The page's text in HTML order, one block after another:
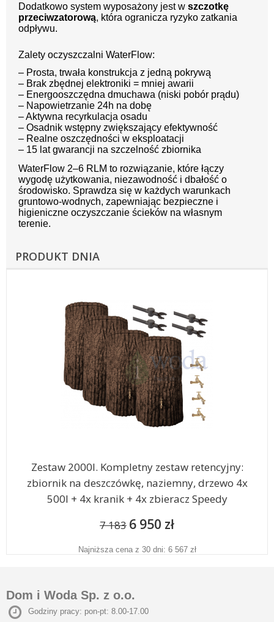
Dodatkowo system wyposażony jest w szczotkę
przeciwzatorową, która ogranicza ryzyko zatkania
odpływu.
Zalety oczyszczalni WaterFlow:
– Prosta, trwała konstrukcja z jedną pokrywą
– Brak zbędnej elektroniki = mniej awarii
– Energooszczędna dmuchawa (niski pobór prądu)
– Napowietrzanie 24h na dobę
– Aktywna recyrkulacja osadu
– Osadnik wstępny zwiększający efektywność
– Realne oszczędności w eksploatacji
– 15 lat gwarancji na szczelność zbiornika
WaterFlow 2–6 RLM to rozwiązanie, które łączy
wygodę użytkowania, niezawodność i dbałość o
środowisko. Sprawdza się w każdych warunkach
gruntowo-wodnych, zapewniając bezpieczne i
higieniczne oczyszczanie ścieków na własnym
terenie.
PRODUKT DNIA
Zestaw 2000l. Kompletny zestaw retencyjny:
zbiornik na deszczówkę, naziemny, drzewo 4x
500l + 4x kranik + 4x zbieracz Speedy
7 183 6 950 zł
Najniższa cena z 30 dni: 6 567 zł
Dom i Woda Sp. z o.o.
Godziny pracy: pon-pt: 8.00-17.00